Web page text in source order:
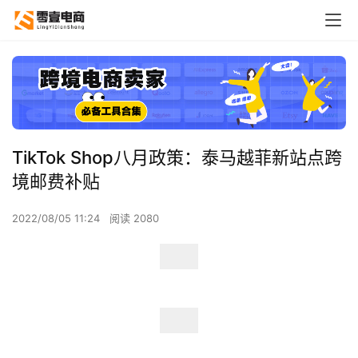
TikTok Shop八月政策：泰马越菲新站点跨
境邮费补贴
2022/08/05 11:24 阅读 2080